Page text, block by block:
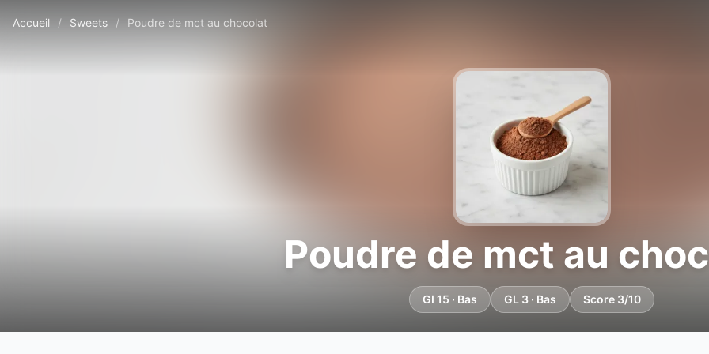
Accueil / Sweets / Poudre de mct au chocolat
Poudre de mct au
GI 15 · Bas GL 3 · Bas Score 3/10